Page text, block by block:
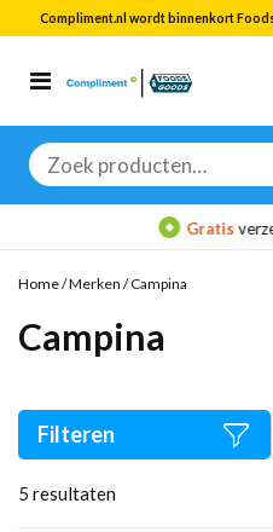
Compliment.nl wordt binnenkort
Zoeken
naar:
Bekijk alle
Gratis
Home/Merken /Campina
Campina
5 resultaten
Filteren